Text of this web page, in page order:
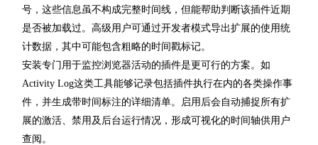
号，这些信息虽不构成完整时间线，但能帮助判断该插件近期
是否被加载过。高级用户可通过开发者模式导出扩展的使用统
计数据，其中可能包含粗略的时间戳标记。
安装专门用于监控浏览器活动的插件是更可行的方案。如
Activity Log这类工具能够记录包括插件执行在内的各类操作事
件，并生成带时间标注的详细清单。启用后会自动捕捉所有扩
展的激活、禁用及后台运行情况，形成可视化的时间轴供用户
查阅。